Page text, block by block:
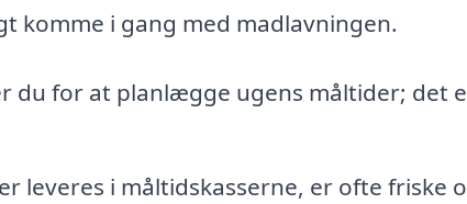
komme i gang med madlavningen.
du for at planlægge ugens måltider; det
leveres i måltidskasserne, er ofte friske